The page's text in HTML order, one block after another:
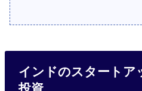
インドのスタートア